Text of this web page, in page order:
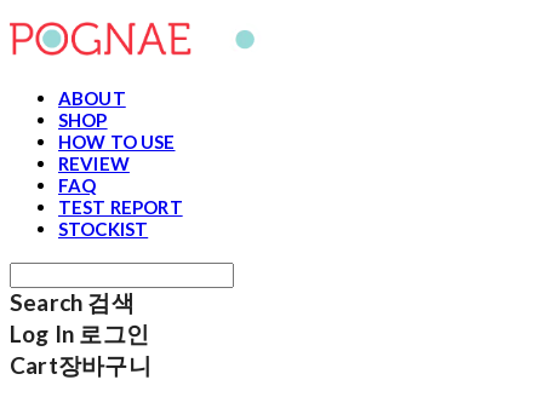
ABOUT
SHOP
HOW TO USE
REVIEW
FAQ
TEST REPORT
STOCKIST
Search 검색
Log In 로그인
Cart장바구니